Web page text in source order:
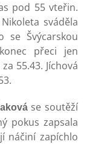
pod 55 vteřin.
sváděla
Švýcarskou
přeci jen
55.43. Jíchová
se soutěží
pokus zapsala
náčiní zapíchlo